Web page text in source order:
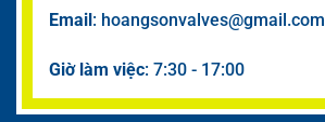
Email: hoangsonvalves@gmail.com
Giờ làm việc: 7:30 - 17:00